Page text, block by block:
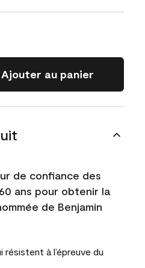
Ajouter au panier
de confiance des
ans pour obtenir la
de Benjamin
à l’épreuve du